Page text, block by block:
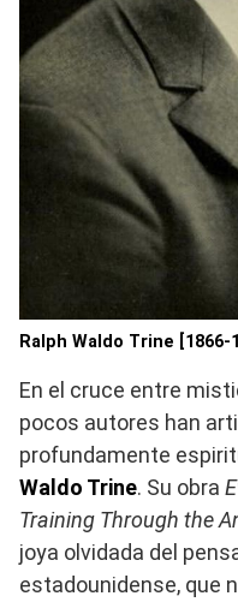
Ralph Waldo Trine [1866-
En el cruce entre
pocos autores han
profundamente
Waldo Trine. Su obra
Training Through the
joya olvidada del
estadounidense, que